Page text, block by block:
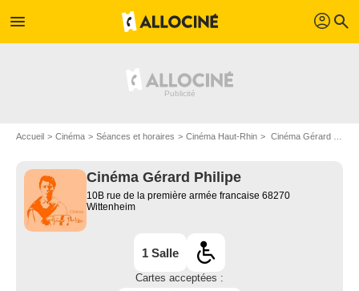
menu profil search
Accueil Cinéma Séances et horaires Cinéma Haut-Rhin Cinéma Gérard Philipe à Wittenheim
Cinéma Gérard Philipe
10B rue de la première armée francaise 68270
Wittenheim
1 Salle
Cartes acceptées :